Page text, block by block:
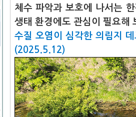
체수 파악과 보호에 나서는
생태 환경에도 관심이 필요해
수질 오염이 심각한 의림지
(2025.5.12)